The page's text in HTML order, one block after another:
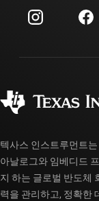
투자 관계
제조
고객 지원 센터
myTI 계정 FAQ
주문 FAQ
텍사스 인스트루먼트
아날로그와 임베디드
지 하는 글로벌 반도체
력을 관리하고, 정확한